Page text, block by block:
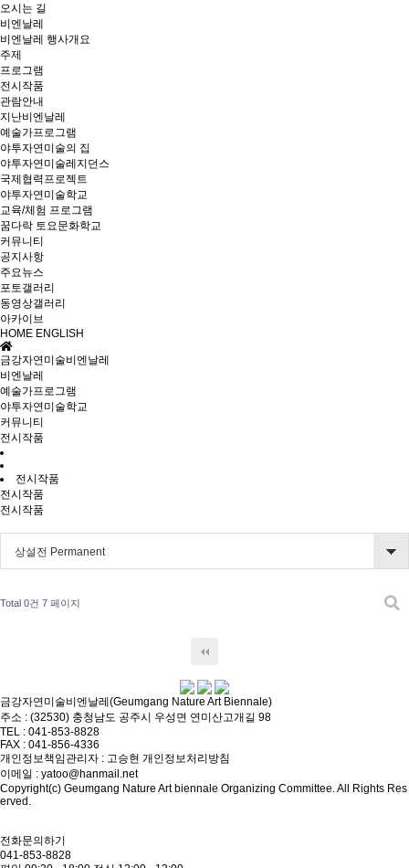
오시는 길
비엔날레
비엔날레 행사개요
주제
프로그램
전시작품
관람안내
지난비엔날레
예술가프로그램
야투자연미술의 집
야투자연미술레지던스
국제협력프로젝트
야투자연미술학교
교육/체험 프로그램
꿈다락 토요문화학교
커뮤니티
공지사항
주요뉴스
포토갤러리
동영상갤러리
아카이브
HOME ENGLISH
금강자연미술비엔날레
비엔날레
예술가프로그램
야투자연미술학교
커뮤니티
전시작품
전시작품
전시작품
전시작품
상설전 Permanent
Total 0건 7 페이지
금강자연미술비엔날레(Geumgang Nature Art Biennale)
주소 : (32530) 충청남도 공주시 우성면 연미산고개길 98
TEL : 041-853-8828
FAX : 041-856-4336
개인정보책임관리자 : 고승현 개인정보처리방침
이메일 : yatoo@hanmail.net
Copyright(c) Geumgang Nature Art biennale Organizing Committee. All Rights Res
erved.
전화문의하기
041-853-8828